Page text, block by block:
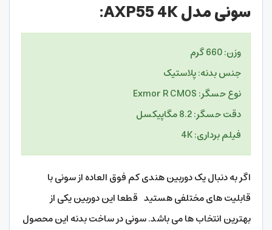
سونی مدل AXP55 4K:
وزن: 660 گرم
جنس بدنه: پلاستیک
نوع حسگر: Exmor R CMOS
دقت حسگر: 8.2 مگاپیکسل
فیلم برداری: 4K
اگر به دنبال یک دوربین هندی کم فوق العاده از سونی با
قابلیت های مختلفی هستید قطعا این دوربین یکی از
بهترین انتخاب ها می باشد. سونی در ساخت بدنه این محصول